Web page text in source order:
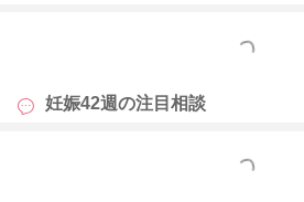
実際に母乳をどれぐらい飲んでくれてい
さんの反応を見てみてはいかがでしょう
もっと見る
妊娠42週の注目相談
もっと見る